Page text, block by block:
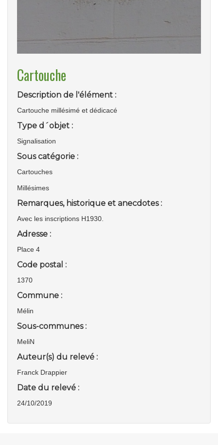
Cartouche
Description de l'élément :
Cartouche millésimé et dédicacé
Type d´objet :
Signalisation
Sous catégorie :
Cartouches
Millésimes
Remarques, historique et anecdotes :
Avec les inscriptions H1930.
Adresse :
Place 4
Code postal :
1370
Commune :
Mélin
Sous-communes :
MeliN
Auteur(s) du relevé :
Franck Drappier
Date du relevé :
24/10/2019